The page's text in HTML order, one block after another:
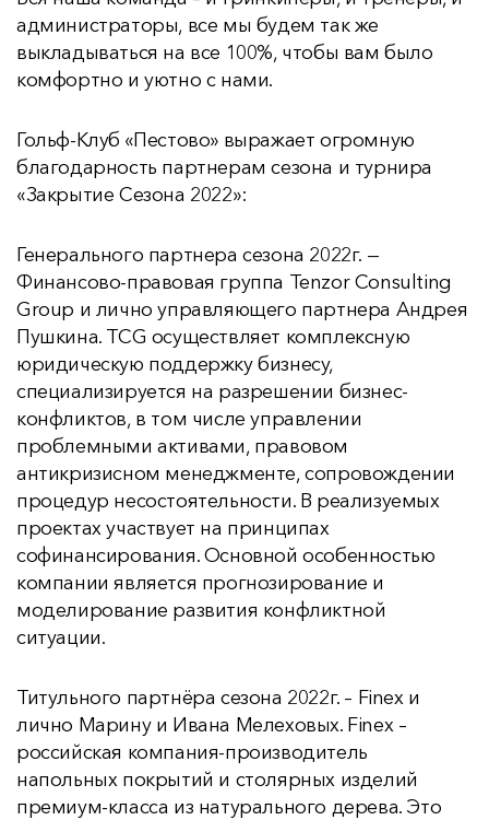
администраторы, все мы будем так же
выкладываться на все 100%, чтобы вам было
комфортно и уютно с нами.
Гольф-Клуб «Пестово» выражает огромную
благодарность партнерам сезона и турнира
«Закрытие Сезона 2022»:
Генерального партнера сезона 2022г. —
Финансово-правовая группа Tenzor Consulting
Group и лично управляющего партнера Андрея
Пушкина. TCG осуществляет комплексную
юридическую поддержку бизнесу,
специализируется на разрешении бизнес-
конфликтов, в том числе управлении
проблемными активами, правовом
антикризисном менеджменте, сопровождении
процедур несостоятельности. В реализуемых
проектах участвует на принципах
софинансирования. Основной особенностью
компании является прогнозирование и
моделирование развития конфликтной
ситуации.
Титульного партнёра сезона 2022г. – Finex и
лично Марину и Ивана Мелеховых. Finex –
российская компания-производитель
напольных покрытий и столярных изделий
премиум-класса из натурального дерева. Это